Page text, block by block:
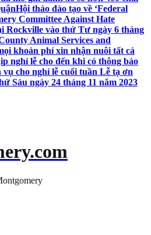
Hội thảo đào tạo về ‘Federal
Committee Against Hate
Rockville vào thứ Tư ngày 6 tháng
Animal Services and
khoản phí xin nhận nuôi tất cả
nghỉ lễ cho đến khi có thông báo
cho nghỉ lễ cuối tuần Lễ tạ ơn
Sáu ngày 24 tháng 11 năm 2023